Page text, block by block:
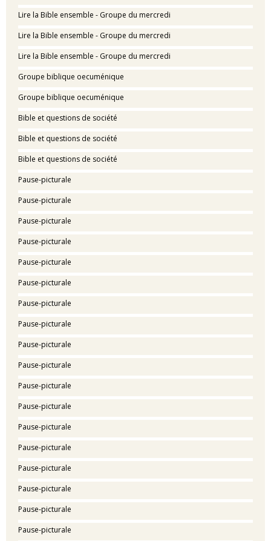
Lire la Bible ensemble - Groupe du mercredi
Lire la Bible ensemble - Groupe du mercredi
Lire la Bible ensemble - Groupe du mercredi
Groupe biblique oecuménique
Groupe biblique oecuménique
Bible et questions de société
Bible et questions de société
Bible et questions de société
Pause-picturale
Pause-picturale
Pause-picturale
Pause-picturale
Pause-picturale
Pause-picturale
Pause-picturale
Pause-picturale
Pause-picturale
Pause-picturale
Pause-picturale
Pause-picturale
Pause-picturale
Pause-picturale
Pause-picturale
Pause-picturale
Pause-picturale
Pause-picturale